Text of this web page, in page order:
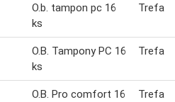
O.b. tampon pc 16
ks
Trefa
O.B. Tampony PC 16
ks
Trefa
O.B. Pro comfort 16
Trefa